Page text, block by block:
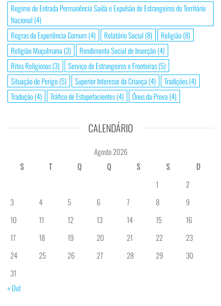
Regime de Entrada Permanência Saída e Expulsão de Estrangeiros do Território
Nacional (4)
Regras da Experiência Comum (4) Relatório Social (8) Religião(8)
Religião Muçulmana (3) Rendimento Social de Inserção(4)
Ritos Religiosos(3) Serviço de Estrangeiros e Fronteiras(5)
Situação de Perigo(5) Superior Interesse da Criança (4) Tradições(4)
Tradução(4) Tráfico de Estupefacientes(4) Ónus da Prova (4)
CALENDÁRIO
Agosto 2026
S
T Q Q S S
D
1
2
3
4 5 6 7 8
9
10
11 12 13 14 15
16
17
18 19 20 21 22
23
24
25 26 27 28 29
30
31
« Out